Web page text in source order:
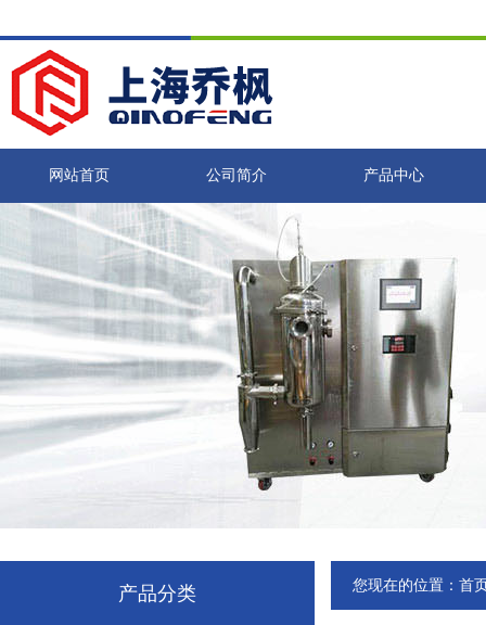
网站首页 公司简介 产品中心
产品分类 您现在的位置： 首